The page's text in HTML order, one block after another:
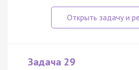
Задача 29